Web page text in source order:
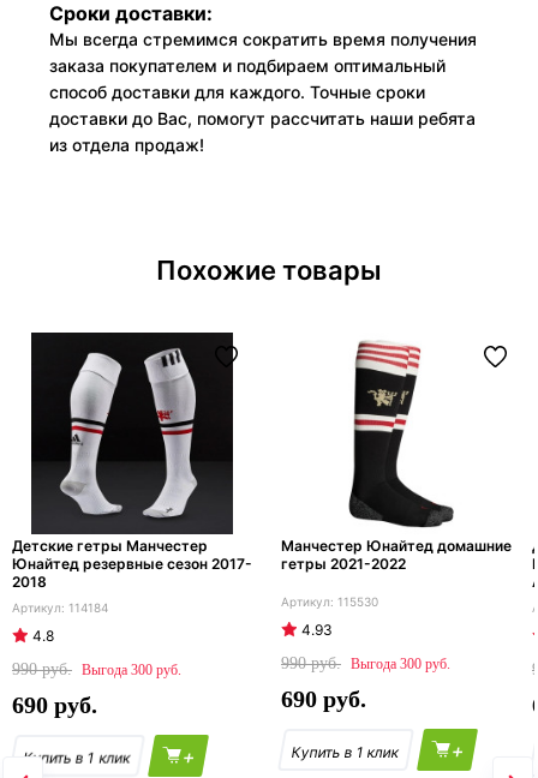
Сроки доставки:
Мы всегда стремимся сократить время получения
заказа покупателем и подбираем оптимальный
способ доставки для каждого. Точные сроки
доставки до Вас, помогут рассчитать наши ребята
из отдела продаж!
Похожие товары
Детские гетры Манчестер
Юнайтед резервные сезон 2017-
2018
114184
4.8
990
300
690
+
Манчестер Юнайтед домашние
гетры 2021-2022
115530
4.93
990
300
690
+